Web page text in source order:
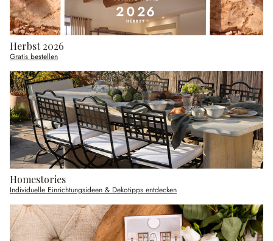
Herbst 2026
Gratis bestellen
Homestories
Individuelle Einrichtungsideen & Dekotipps entdecken